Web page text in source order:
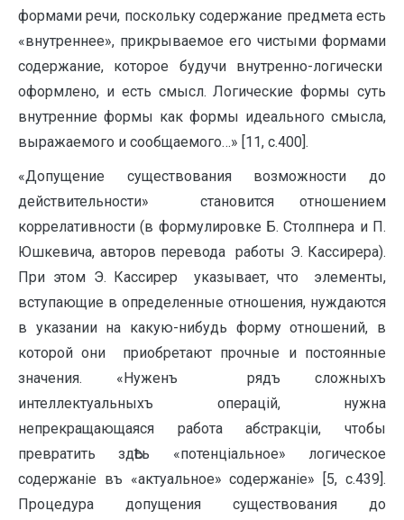
формами речи, поскольку содержание предмета есть
«внутреннее», прикрываемое его чистыми формами
содержание, которое будучи внутренно-логически
оформлено, и есть смысл. Логические формы суть
внутренние формы как формы идеального смысла,
выражаемого и сообщаемого…» [11, с.400].
«Допущение существования возможности до
действительности» становится отношением
коррелативности (в формулировке Б. Столпнера и П.
Юшкевича, авторов перевода работы Э. Кассирера).
При этом Э. Кассирер указывает, что элементы,
вступающие в определенные отношения, нуждаются
в указании на какую-нибудь форму отношений, в
которой они приобретают прочные и постоянные
значения. «Нуженъ рядъ сложныхъ
интеллектуальныхъ операцiй, нужна
непрекращающаяся работа абстракцiи, чтобы
превратить здѢсь «потенцiальное» логическое
содержанiе въ «актуальное» содержанiе» [5, с.439].
Процедура допущения существования до